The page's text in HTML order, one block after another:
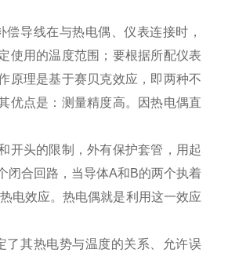
导线在与热电偶、仪表连接时，
使用的温度范围；要根据所配仪表
原理是基于赛贝克效应，即两种不
优点是：测量精度高。因热电偶直
开头的限制，外有保护套管，用起
闭合回路，当导体A和B的两个执着
电效应。热电偶就是利用这一效应
了其热电势与温度的关系、允许误